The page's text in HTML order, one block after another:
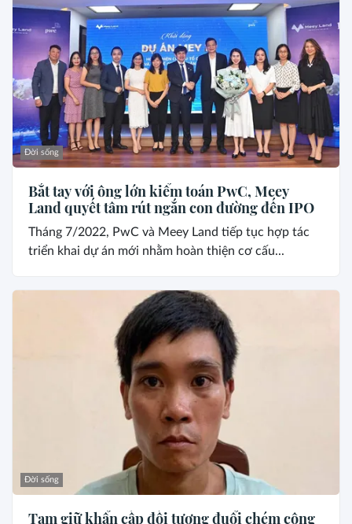
Đời sống
Bắt tay với ông lớn kiểm toán PwC, Meey
Land quyết tâm rút ngắn con đường đến IPO
Tháng 7/2022, PwC và Meey Land tiếp tục hợp tác
triển khai dự án mới nhằm hoàn thiện cơ cấu...
Đời sống
Tạm giữ khẩn cấp đối tượng đuổi chém công